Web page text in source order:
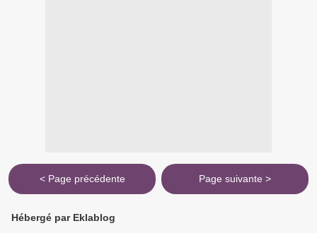
< Page précédente Page suivante >
Hébergé par Eklablog